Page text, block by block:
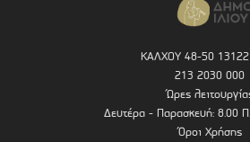
ΚΑΛΧΟΥ 48-50 13122
213 2030 000
Ώρες
Δευτέρα - Παρασκευή: 8.00
Όροι Χρήσης